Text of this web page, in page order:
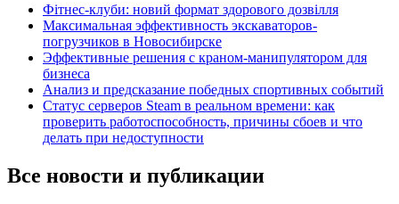
Фітнес-клуби: новий формат здорового дозвілля
Максимальная эффективность экскаваторов-
погрузчиков в Новосибирске
Эффективные решения с краном-манипулятором для
бизнеса
Анализ и предсказание победных спортивных событий
Статус серверов Steam в реальном времени: как
проверить работоспособность, причины сбоев и что
делать при недоступности
Все новости и публикации